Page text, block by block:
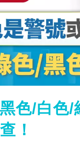
色/白色
！